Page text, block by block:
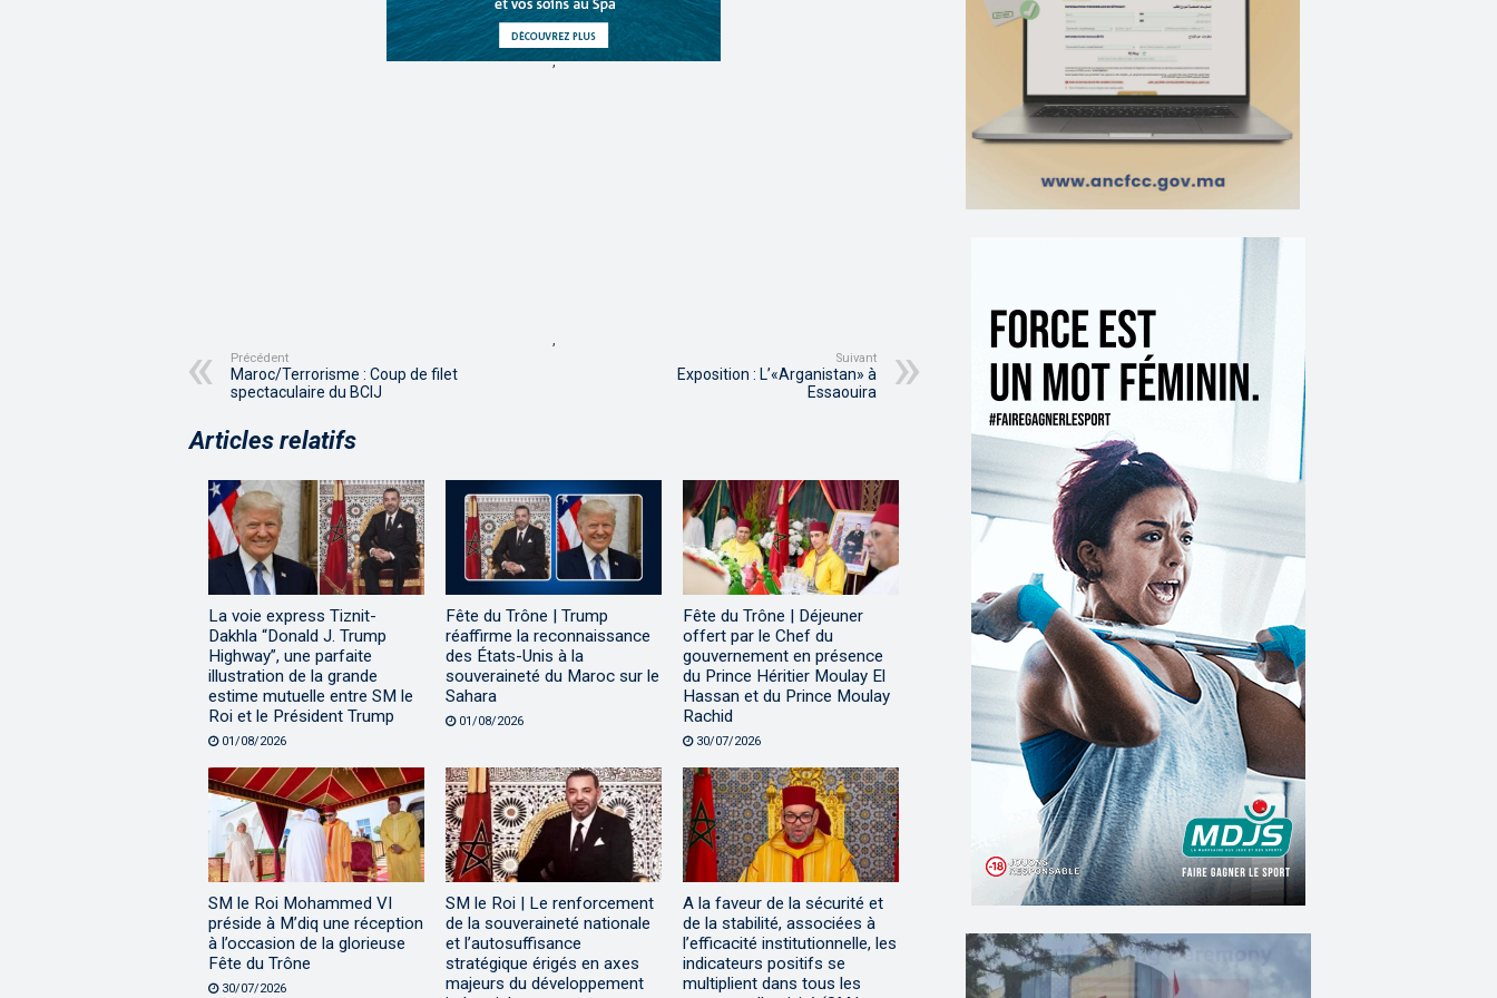
,
Précédent
Maroc/Terrorisme : Coup de filet
spectaculaire du BCIJ
Suivant
Exposition : L’«Arganistan» à
Essaouira
Articles relatifs
La voie express Tiznit-
Dakhla “Donald J. Trump
Highway”, une parfaite
illustration de la grande
estime mutuelle entre SM le
Roi et le Président Trump
01/08/2026
Fête du Trône | Trump
réaffirme la reconnaissance
des États-Unis à la
souveraineté du Maroc sur le
Sahara
01/08/2026
Fête du Trône | Déjeuner
offert par le Chef du
gouvernement en présence
du Prince Héritier Moulay El
Hassan et du Prince Moulay
Rachid
30/07/2026
SM le Roi Mohammed VI
préside à M’diq une réception
à l’occasion de la glorieuse
Fête du Trône
30/07/2026
SM le Roi | Le renforcement
de la souveraineté nationale
et l’autosuffisance
stratégique érigés en axes
majeurs du développement
A la faveur de la sécurité et
de la stabilité, associées à
l’efficacité institutionnelle, les
indicateurs positifs se
multiplient dans tous les